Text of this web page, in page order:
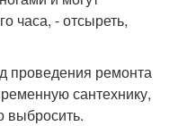
часа, - отсыреть,
проведения ремонта
сантехнику,
выбросить.